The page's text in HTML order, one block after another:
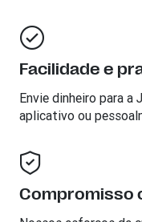
Facilidade e
Envie dinheiro para a
aplicativo ou
Compromisso